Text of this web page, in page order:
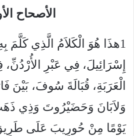
الأصحاح
1هذَا هُوَ الْكَلاَمُ الَّذِي
إِسْرَائِيلَ، فِي عَبْرِ
الْعَرَبَةِ، قُبَالَةَ سُوفَ، بَيْنَ
يَوْمًا مِنْ حُورِيبَ عَلَى